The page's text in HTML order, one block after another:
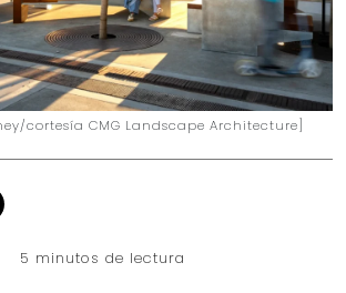
cortesía CMG Landscape Architecture]
5 minutos de lectura